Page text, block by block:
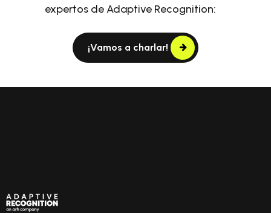
expertos de Adaptive Recognition:
¡Vamos a charlar!